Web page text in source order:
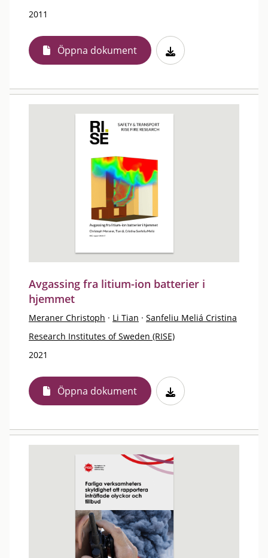
2011
Öppna dokument
Avgassing fra litium-ion batterier i
hjemmet
Meraner Christoph · Li Tian · Sanfeliu Meliá Cristina
Research Institutes of Sweden (RISE)
2021
Öppna dokument